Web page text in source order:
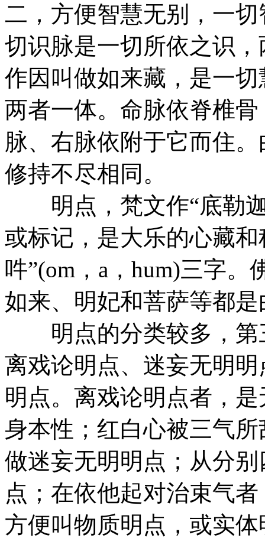
二，方便智慧无别，一
切识脉是一切所依之识
作因叫做如来藏，是一
两者一体。命脉依脊椎
脉、右脉依附于它而住
修持不尽相同。
明点，梵文作“底勒迦
或标记，是大乐的心藏
吽”(om，a，hum)三字
如来、明妃和菩萨等都
明点的分类较多，第
离戏论明点、迷妄无明
明点。离戏论明点者，
身本性；红白心被三气
做迷妄无明明点；从分
点；在依他起对治束气
方便叫物质明点，或实